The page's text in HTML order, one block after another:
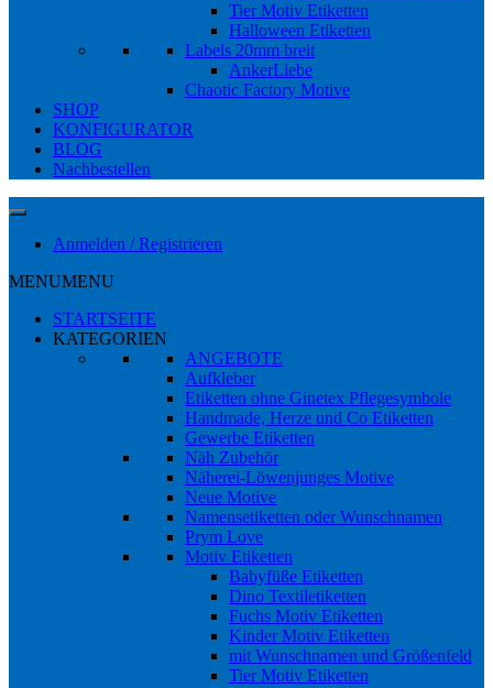
Tier Motiv Etiketten
Halloween Etiketten
Labels 20mm breit
AnkerLiebe
Chaotic Factory Motive
SHOP
KONFIGURATOR
BLOG
Nachbestellen
Anmelden / Registrieren
MENUMENU
STARTSEITE
KATEGORIEN
ANGEBOTE
Aufkleber
Etiketten ohne Ginetex Pflegesymbole
Handmade, Herze und Co Etiketten
Gewerbe Etiketten
Näh Zubehör
Näherei-Löwenjunges Motive
Neue Motive
Namensetiketten oder Wunschnamen
Prym Love
Motiv Etiketten
Babyfüße Etiketten
Dino Textiletiketten
Fuchs Motiv Etiketten
Kinder Motiv Etiketten
mit Wunschnamen und Größenfeld
Tier Motiv Etiketten